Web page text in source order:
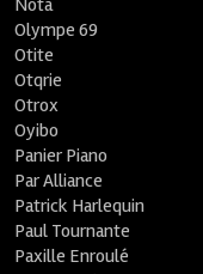
Nota
Olympe 69
Otite
Otqrie
Otrox
Oyibo
Panier Piano
Par Alliance
Patrick Harlequin
Paul Tournante
Paxille Enroulé